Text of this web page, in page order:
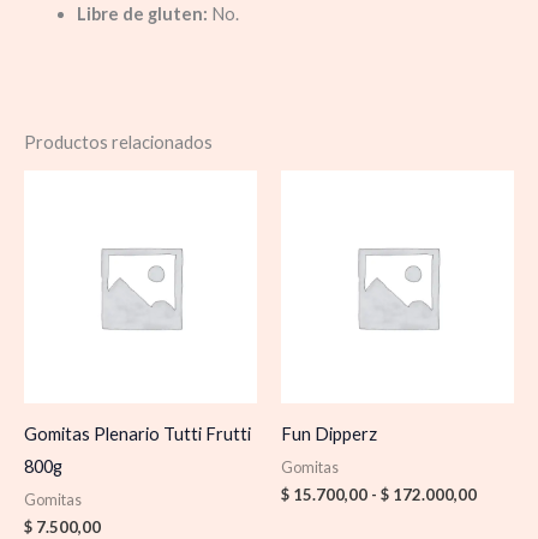
Libre de gluten: No.
Productos relacionados
Gomitas Plenario Tutti Frutti
800g
Gomitas
$ 7.500,00
Fun Dipperz
Gomitas
$ 15.700,00 - $ 172.000,00